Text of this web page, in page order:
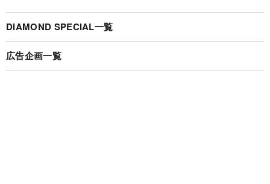
DIAMOND SPECIAL一覧
広告企画一覧